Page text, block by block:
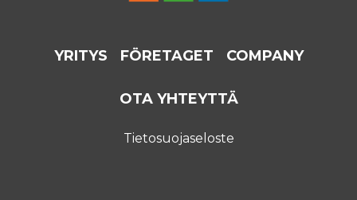
YRITYS FÖRETAGET COMPANY
OTA YHTEYTTÄ
Tietosuojaseloste